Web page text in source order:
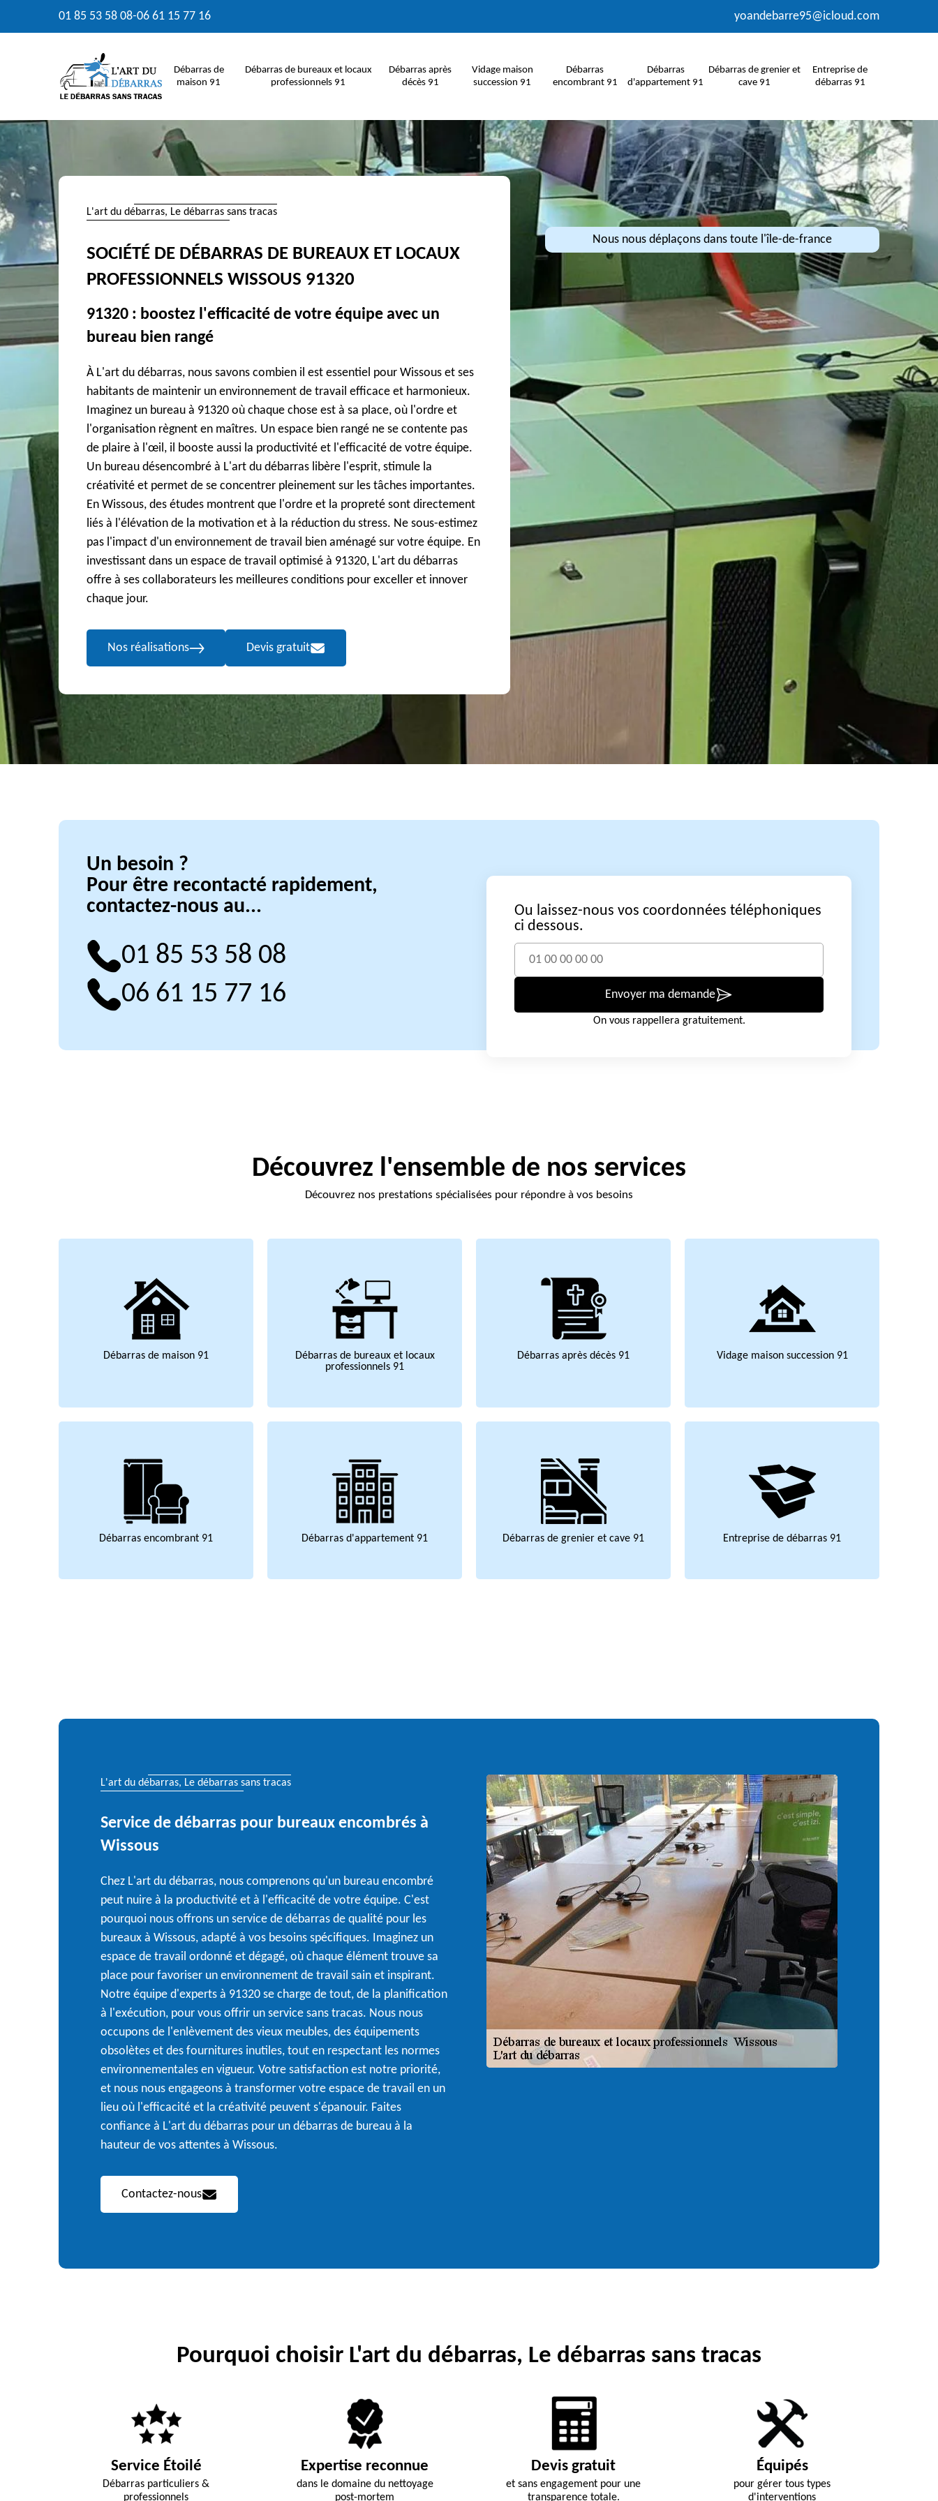
01 85 53 58 08-06 61 15 77 16 yoandebarre95@icloud.com
Débarras de
maison 91
Débarras de bureaux et locaux
professionnels 91
Débarras après
décès 91
Vidage maison
succession 91
Débarras
encombrant 91
Débarras
d'appartement 91
Débarras de grenier et
cave 91
Entreprise de
débarras 91
L'art du débarras, Le débarras sans tracas
SOCIÉTÉ DE DÉBARRAS DE BUREAUX ET LOCAUX
PROFESSIONNELS WISSOUS 91320
91320 : boostez l'efficacité de votre équipe avec un
bureau bien rangé
À L'art du débarras, nous savons combien il est essentiel pour Wissous et ses
habitants de maintenir un environnement de travail efficace et harmonieux.
Imaginez un bureau à 91320 où chaque chose est à sa place, où l'ordre et
l'organisation règnent en maîtres. Un espace bien rangé ne se contente pas
de plaire à l'œil, il booste aussi la productivité et l'efficacité de votre équipe.
Un bureau désencombré à L'art du débarras libère l'esprit, stimule la
créativité et permet de se concentrer pleinement sur les tâches importantes.
En Wissous, des études montrent que l'ordre et la propreté sont directement
liés à l'élévation de la motivation et à la réduction du stress. Ne sous-estimez
pas l'impact d'un environnement de travail bien aménagé sur votre équipe. En
investissant dans un espace de travail optimisé à 91320, L'art du débarras
offre à ses collaborateurs les meilleures conditions pour exceller et innover
chaque jour.
Nos réalisations Devis gratuit
Nous nous déplaçons dans toute l'île-de-france
Un besoin ?
Pour être recontacté rapidement,
contactez-nous au...
01 85 53 58 08
06 61 15 77 16
Ou laissez-nous vos coordonnées téléphoniques
ci dessous.
Envoyer ma demande
On vous rappellera gratuitement.
Découvrez l'ensemble de nos services
Découvrez nos prestations spécialisées pour répondre à vos besoins
Débarras de maison 91
Débarras de bureaux et locaux
professionnels 91
Débarras après décès 91 Vidage maison succession 91
Débarras encombrant 91 Débarras d'appartement 91 Débarras de grenier et cave 91 Entreprise de débarras 91
L'art du débarras, Le débarras sans tracas
Service de débarras pour bureaux encombrés à
Wissous
Chez L'art du débarras, nous comprenons qu'un bureau encombré
peut nuire à la productivité et à l'efficacité de votre équipe. C'est
pourquoi nous offrons un service de débarras de qualité pour les
bureaux à Wissous, adapté à vos besoins spécifiques. Imaginez un
espace de travail ordonné et dégagé, où chaque élément trouve sa
place pour favoriser un environnement de travail sain et inspirant.
Notre équipe d'experts à 91320 se charge de tout, de la planification
à l'exécution, pour vous offrir un service sans tracas. Nous nous
occupons de l'enlèvement des vieux meubles, des équipements
obsolètes et des fournitures inutiles, tout en respectant les normes
environnementales en vigueur. Votre satisfaction est notre priorité,
et nous nous engageons à transformer votre espace de travail en un
lieu où l'efficacité et la créativité peuvent s'épanouir. Faites
confiance à L'art du débarras pour un débarras de bureau à la
hauteur de vos attentes à Wissous.
Contactez-nous
Pourquoi choisir L'art du débarras, Le débarras sans tracas
Service Étoilé
Débarras particuliers &
professionnels
Expertise reconnue
dans le domaine du nettoyage
post-mortem
Devis gratuit
et sans engagement pour une
transparence totale.
Équipés
pour gérer tous types
d'interventions